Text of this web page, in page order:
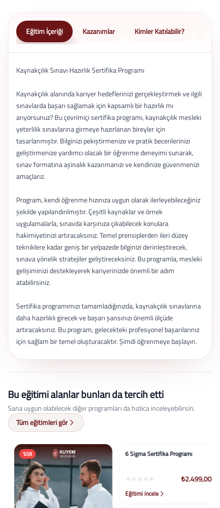
Eğitim İçeriği Kazanımlar Kimler Katılabilir?
Kaynakçılık Sınavı Hazırlık Sertifika Programı
Kaynakçılık alanında kariyer hedeflerinizi gerçekleştirmek ve ilgili
sınavlarda başarı sağlamak için kapsamlı bir hazırlık mı
arıyorsunuz? Bu çevrimiçi sertifika programı, kaynakçılık mesleki
yeterlilik sınavlarına girmeye hazırlanan bireyler için
tasarlanmıştır. Bilginizi pekiştirmenize ve pratik becerilerinizi
geliştirmenize yardımcı olacak bir öğrenme deneyimi sunarak,
sınav formatına aşinalık kazanmanızı ve kendinize güvenmenizi
amaçlarız.
Program, kendi öğrenme hızınıza uygun olarak ilerleyebileceğiniz
şekilde yapılandırılmıştır. Çeşitli kaynaklar ve örnek
uygulamalarla, sınavda karşınıza çıkabilecek konulara
hakimiyetinizi artıracaksınız. Temel prensiplerden ileri düzey
tekniklere kadar geniş bir yelpazede bilginizi derinleştirecek,
sınava yönelik stratejiler geliştireceksiniz. Bu programla, mesleki
gelişiminizi destekleyerek kariyerinizde önemli bir adım
atabilirsiniz.
Sertifika programımızı tamamladığınızda, kaynakçılık sınavlarına
daha hazırlıklı girecek ve başarı şansınızı önemli ölçüde
artıracaksınız. Bu program, gelecekteki profesyonel başarılarınız
için sağlam bir temel oluşturacaktır. Şimdi öğrenmeye başlayın.
Bu eğitimi alanlar bunları da tercih etti
Sana uygun olabilecek diğer programları da hızlıca inceleyebilirsin.
Tüm eğitimleri gör
%58 %58